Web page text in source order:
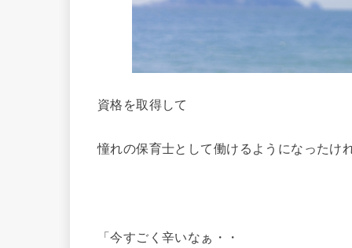
資格を取得して
憧れの保育士として働けるようになったけ
「今すごく辛いなぁ・・